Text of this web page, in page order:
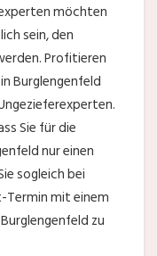
möchten
sein, den
Profitieren
Burglengenfeld
Sie für die
nur einen
sogleich bei
Termin mit einem
zu